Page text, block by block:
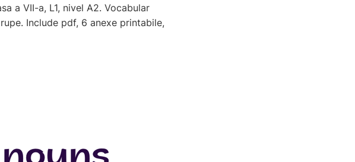
a VII-a, L1, nivel A2. Vocabular
Include pdf, 6 anexe printabile,